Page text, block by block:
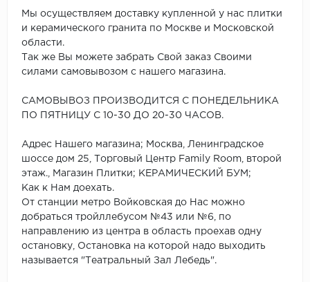
Мы осуществляем доставку купленной у нас плитки
и керамического гранита по Москве и Московской
области.
Так же Вы можете забрать Свой заказ Своими
силами самовывозом с нашего магазина.
САМОВЫВОЗ ПРОИЗВОДИТСЯ С ПОНЕДЕЛЬНИКА
ПО ПЯТНИЦУ С 10-30 ДО 20-30 ЧАСОВ.
Адрес Нашего магазина; Москва, Ленинградское
шоссе дом 25, Торговый Центр Family Room, второй
этаж., Магазин Плитки; КЕРАМИЧЕСКИЙ БУМ;
Как к Нам доехать.
От станции метро Войковская до Нас можно
добраться тройллебусом №43 или №6, по
направлению из центра в область проехав одну
остановку, Остановка на которой надо выходить
называется "Театральный Зал Лебедь".